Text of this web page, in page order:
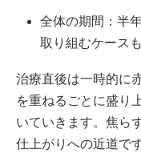
全体の期間：半
取り組むケース
治療直後は一時的に
を重ねるごとに盛り
いていきます。焦ら
仕上がりへの近道です